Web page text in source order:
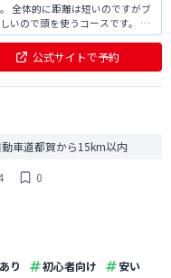
全体的に距離は短いのですがブ
いので頭を使うコースです。 で
んと60yのチャンスショートホー
はまとまらないけどまた行きま
公式サイトで予約
車道都賀から15km以内
0
り 初心者向け
安い